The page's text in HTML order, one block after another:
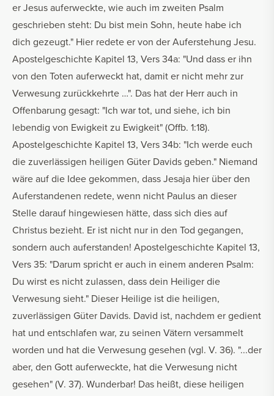
er Jesus auferweckte, wie auch im zweiten Psalm
geschrieben steht: Du bist mein Sohn, heute habe ich
dich gezeugt." Hier redete er von der Auferstehung Jesu.
Apostelgeschichte Kapitel 13, Vers 34a: "Und dass er ihn
von den Toten auferweckt hat, damit er nicht mehr zur
Verwesung zurückkehrte …". Das hat der Herr auch in
Offenbarung gesagt: "Ich war tot, und siehe, ich bin
lebendig von Ewigkeit zu Ewigkeit" (Offb. 1:18).
Apostelgeschichte Kapitel 13, Vers 34b: "Ich werde euch
die zuverlässigen heiligen Güter Davids geben." Niemand
wäre auf die Idee gekommen, dass Jesaja hier über den
Auferstandenen redete, wenn nicht Paulus an dieser
Stelle darauf hingewiesen hätte, dass sich dies auf
Christus bezieht. Er ist nicht nur in den Tod gegangen,
sondern auch auferstanden! Apostelgeschichte Kapitel 13,
Vers 35: "Darum spricht er auch in einem anderen Psalm:
Du wirst es nicht zulassen, dass dein Heiliger die
Verwesung sieht." Dieser Heilige ist die heiligen,
zuverlässigen Güter Davids. David ist, nachdem er gedient
hat und entschlafen war, zu seinen Vätern versammelt
worden und hat die Verwesung gesehen (vgl. V. 36). "...der
aber, den Gott auferweckte, hat die Verwesung nicht
gesehen" (V. 37). Wunderbar! Das heißt, diese heiligen